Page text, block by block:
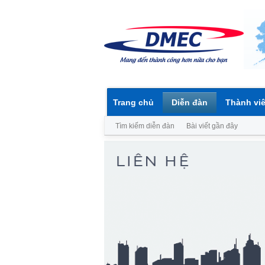
Trang chủ Diễn đàn
Tìm kiếm diễn đàn Bài viết gần đây
Thành